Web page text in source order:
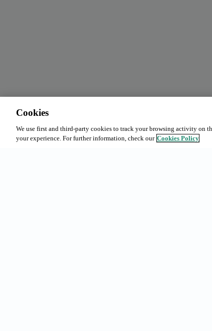
Cookies
We use first and third-party cookies to track your browsing activity on
your experience. For further information, check our Cookies Policy